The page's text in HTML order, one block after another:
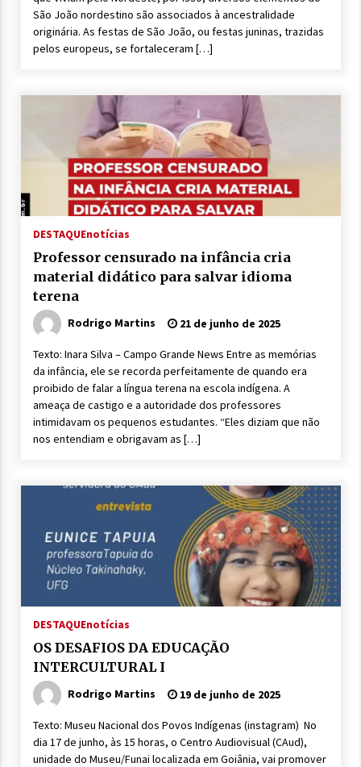
São João nordestino são associados à ancestralidade
originária. As festas de São João, ou festas juninas, trazidas
pelos europeus, se fortaleceram […]
DESTAQUEnotícias
Professor censurado na infância cria
material didático para salvar idioma
terena
Rodrigo Martins 21 de junho de 2025
Texto: Inara Silva – Campo Grande News Entre as memórias
da infância, ele se recorda perfeitamente de quando era
proibido de falar a língua terena na escola indígena. A
ameaça de castigo e a autoridade dos professores
intimidavam os pequenos estudantes. “Eles diziam que não
nos entendiam e obrigavam as […]
DESTAQUEnotícias
OS DESAFIOS DA EDUCAÇÃO
INTERCULTURAL I
Rodrigo Martins 19 de junho de 2025
Texto: Museu Nacional dos Povos Indígenas (instagram) No
dia 17 de junho, às 15 horas, o Centro Audiovisual (CAud),
unidade do Museu/Funai localizada em Goiânia, vai promover